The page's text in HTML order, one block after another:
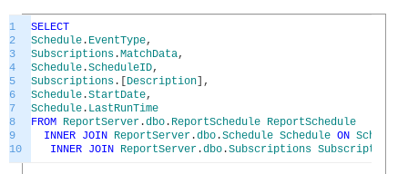
1
2
3
4
5
6
7
8
9
10
SELECT
Schedule . EventType,
Subscriptions .MatchData,
Schedule .ScheduleID,
Subscriptions . [Description] ,
Schedule .StartDate,
Schedule . LastRunTime
FROM ReportServer .dbo . ReportSchedule ReportSchedule
INNER JOIN ReportServer .dbo .Schedule Schedule ON Schedule
INNER JOIN ReportServer .dbo .Subscriptions Subscriptions